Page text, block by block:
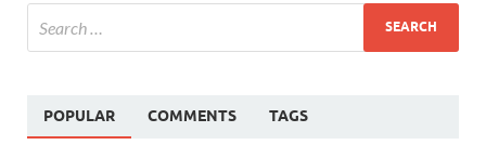
POPULAR COMMENTS TAGS